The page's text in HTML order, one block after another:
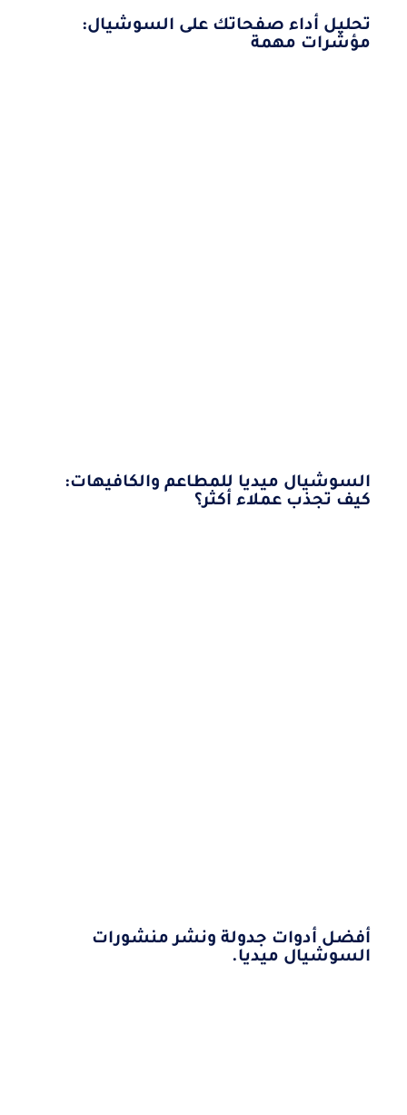
تحليل أداء صفحاتك على السوشيال:
مؤشرات مهمة
السوشيال ميديا للمطاعم والكافيهات:
كيف تجذب عملاء أكثر؟
أفضل أدوات جدولة ونشر منشورات
السوشيال ميديا.